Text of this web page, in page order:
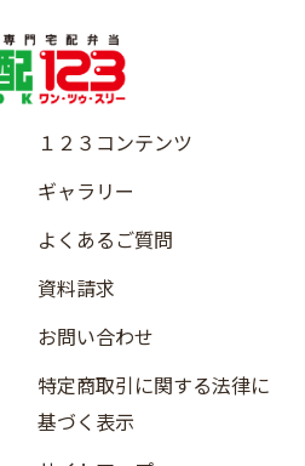
１２３コンテンツ
ギャラリー
よくあるご質問
資料請求
お問い合わせ
特定商取引に関する法律に
基づく表示